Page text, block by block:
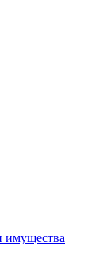
имущества